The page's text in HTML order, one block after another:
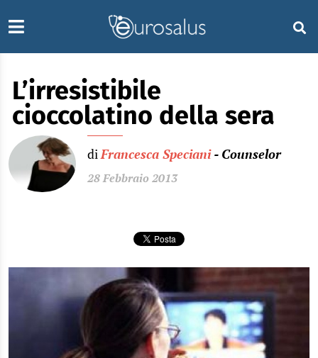
L’irresistibile
cioccolatino della sera
diFrancesca Speciani - Counselor
28 Febbraio 2013